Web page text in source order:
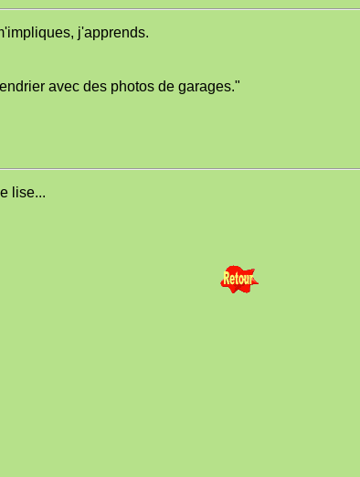
j'apprends.
avec des photos de garages."
lise...